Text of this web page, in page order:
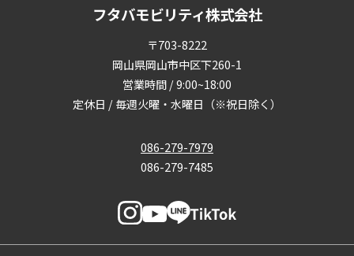
フタバモビリティ株式会社
〒703-8222
岡山県岡山市中区下260-1
営業時間 / 9:00~18:00
定休日 / 毎週火曜・水曜日（※祝日除く）
086-279-7979
086-279-7485